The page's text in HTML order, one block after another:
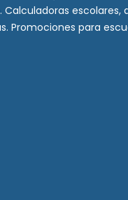
Calculadoras escolares,
Promociones para